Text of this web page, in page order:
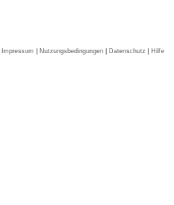
Impressum | Nutzungsbedingungen | Datenschutz | Hilfe